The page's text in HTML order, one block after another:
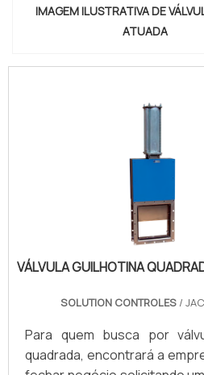
IMAGEM ILUSTRATIVA DE
ATUADA
VÁLVULA GUILHOTINA
SOLUTION CONTROLES/
Para quem busca por
quadrada, encontrará a